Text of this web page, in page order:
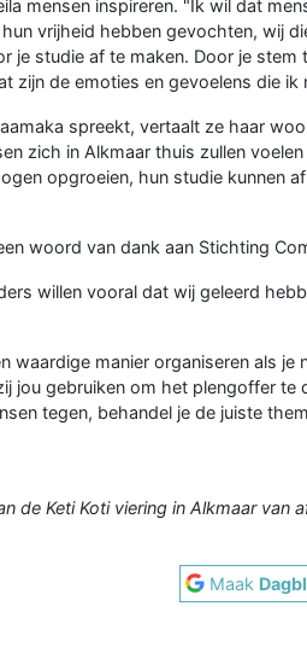
mensen inspireren. "Ik wil dat
vrijheid hebben gevochten, wij
je studie af te maken. Door je
zijn de emoties en gevoelens die ik
spreekt, vertaalt ze haar
zich in Alkmaar thuis zullen
opgroeien, hun studie kunnen
woord van dank aan Stichting
willen vooral dat wij geleerd
waardige manier organiseren als
jou gebruiken om het plengoffer te
tegen, behandel je de juiste
de Keti Koti viering in Alkmaar van
Maak